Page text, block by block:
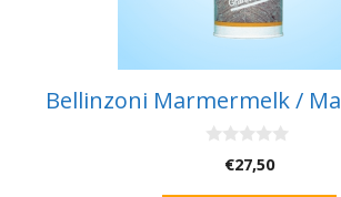
Bellinzoni Marmermelk /
€27,50